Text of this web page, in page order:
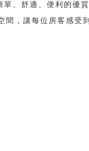
單、舒適、便利的優質
間，讓每位房客感受到